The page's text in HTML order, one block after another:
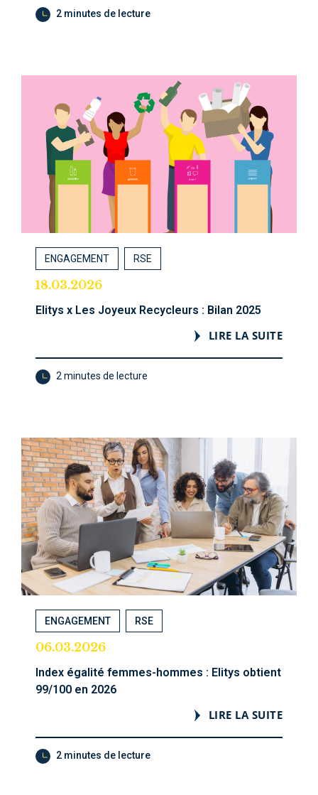
2 minutes de lecture
ENGAGEMENT RSE
18.03.2026
Elitys x Les Joyeux Recycleurs : Bilan 2025
LIRE LA SUITE
2 minutes de lecture
ENGAGEMENT RSE
06.03.2026
Index égalité femmes-hommes : Elitys obtient
99/100 en 2026
LIRE LA SUITE
2 minutes de lecture